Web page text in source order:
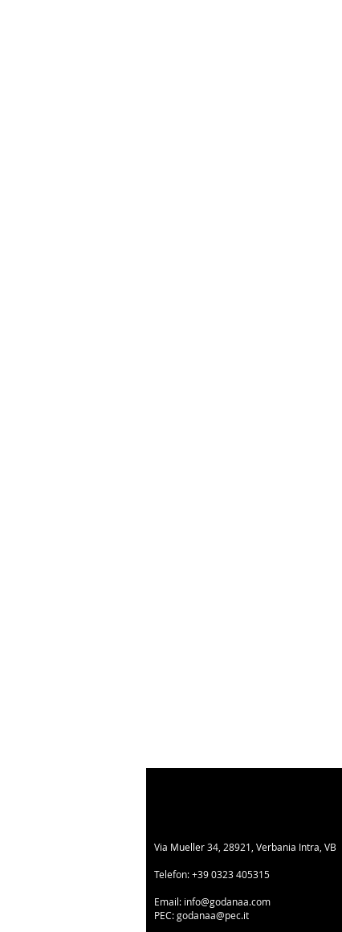
Via Mueller 34, 28921, Verbania Intra, VB
Telefon:+39 0323 405315
Email: info@godanaa.com
PEC:godanaa@pec.it